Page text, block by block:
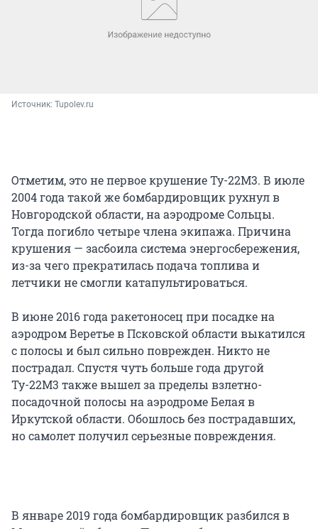
Источник: Tupolev.ru
Отметим, это не первое крушение Ту-22М3. В июле
2004 года такой же бомбардировщик рухнул в
Новгородской области, на аэродроме Сольцы.
Тогда погибло четыре члена экипажа. Причина
крушения — засбоила система энергосбережения,
из-за чего прекратилась подача топлива и
летчики не смогли катапультироваться.
В июне 2016 года ракетоносец при посадке на
аэродром Веретье в Псковской области выкатился
с полосы и был сильно поврежден. Никто не
пострадал. Спустя чуть больше года другой
Ту-22М3 также вышел за пределы взлетно-
посадочной полосы на аэродроме Белая в
Иркутской области. Обошлось без пострадавших,
но самолет получил серьезные повреждения.
В январе 2019 года бомбардировщик разбился в